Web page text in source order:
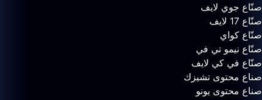
صنّاع جوي لايف
صنّاع 17 لايف
صنّاع كواي
صنّاع نيمو تي في
صنّاع في كي لايف
صناع محتوى تشيزك
صناع محتوى يونو